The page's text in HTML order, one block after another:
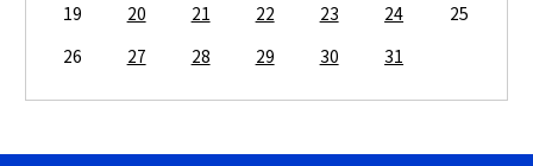
19
20 21 22 23 24
25
26
27 28 29 30 31